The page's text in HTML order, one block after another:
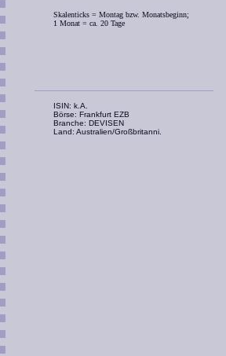
Skalenticks = Montag bzw. Monatsbeginn;
1 Monat = ca. 20 Tage
ISIN: k.A.
Börse: Frankfurt EZB
Branche: DEVISEN
Land: Australien/Großbritanni.